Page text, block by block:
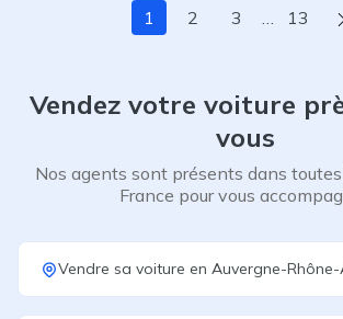
1 2 3 … 13
Vendez votre voiture
vous
Nos agents sont présents dans
France pour vous
Vendre sa voiture en Auvergne-Rhône-